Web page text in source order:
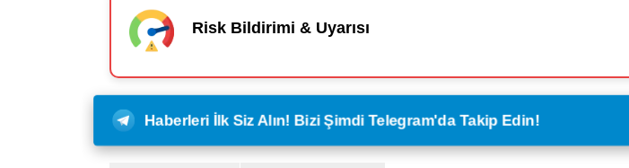
Risk Bildirimi & Uyarısı
Haberleri İlk Siz Alın! Bizi Şimdi Telegram'da Takip Edin!